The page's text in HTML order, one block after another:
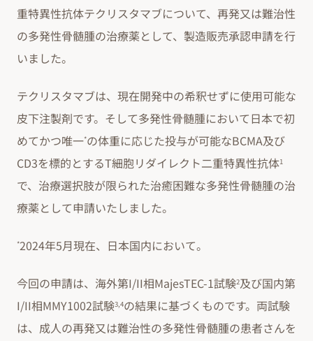
重特異性抗体テクリスタマブについて、再発又は難治性
の多発性骨髄腫の治療薬として、製造販売承認申請を行
いました。
テクリスタマブは、現在開発中の希釈せずに使用可能な
皮下注製剤です。そして多発性骨髄腫において日本で初
めてかつ唯一*の体重に応じた投与が可能なBCMA及び
CD3を標的とするT細胞リダイレクト二重特異性抗体1
で、治療選択肢が限られた治癒困難な多発性骨髄腫の治
療薬として申請いたしました。
*2024年5月現在、日本国内において。
今回の申請は、海外第I/II相MajesTEC-1試験2及び国内第
I/II相MMY1002試験3,4の結果に基づくものです。両試験
は、成人の再発又は難治性の多発性骨髄腫の患者さんを